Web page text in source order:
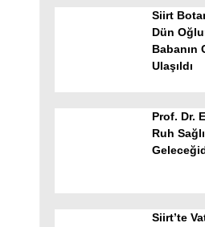
Siirt
Dün
Babanın
Ulaşıldı
Prof. Dr.
Ruh
Siirt’te